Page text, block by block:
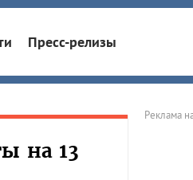
Пресс-релизы
на 13
Реклама